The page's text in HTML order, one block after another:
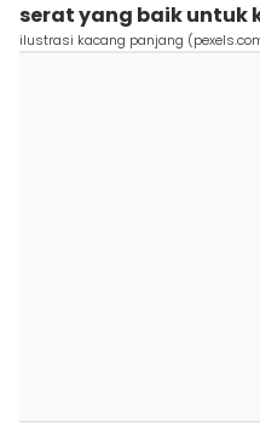
serat yang baik untuk
ilustrasi kacang panjang